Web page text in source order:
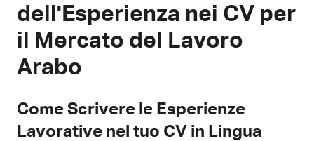
dell'Esperienza nei CV per
il Mercato del Lavoro
Arabo
Come Scrivere le Esperienze
Lavorative nel tuo CV in Lingua